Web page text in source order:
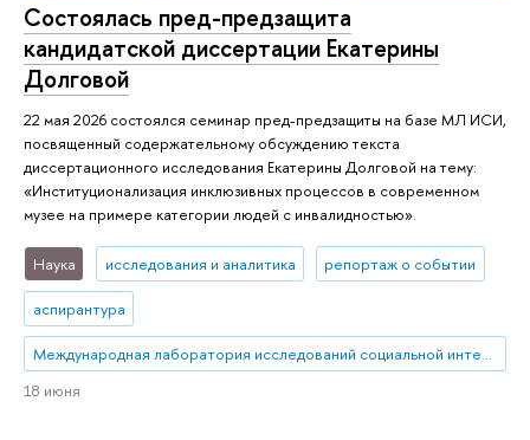
Состоялась пред-предзащита
кандидатской диссертации Екатерины
Долговой
22 мая 2026 состоялся семинар пред-предзащиты на базе МЛ ИСИ,
посвященный содержательному обсуждению текста
диссертационного исследования Екатерины Долговой на тему:
«Институционализация инклюзивных процессов в современном
музее на примере категории людей с инвалидностью».
Наука исследования и аналитика репортаж о событии
аспирантура
18 июня